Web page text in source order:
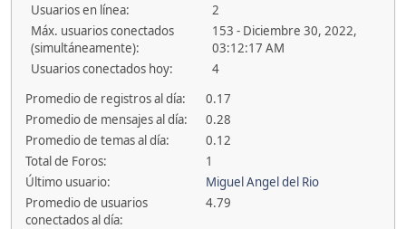
Usuarios en línea:
2
Máx. usuarios conectados
(simultáneamente):
153 - Diciembre 30, 2022,
03:12:17 AM
Usuarios conectados hoy:
4
Promedio de registros al día:
0.17
Promedio de mensajes al día:
0.28
Promedio de temas al día:
0.12
Total de Foros:
1
Último usuario:
Miguel Angel del Rio
Promedio de usuarios
conectados al día:
4.79